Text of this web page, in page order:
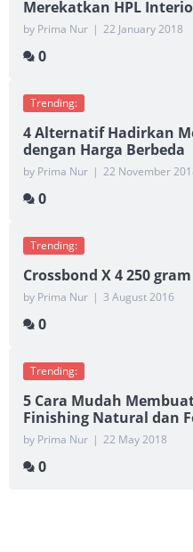
Merekatkan HPL
by Prima Nur | 22 January 2018
0
Trending:
4 Alternatif Hadirkan
dengan Harga Berbeda
by Prima Nur | 22 November
0
Trending:
Crossbond X 4 250 gram
by Prima Nur | 3 August 2016
0
Trending:
5 Cara Mudah
Finishing Natural dan
by Prima Nur | 22 May 2018
0